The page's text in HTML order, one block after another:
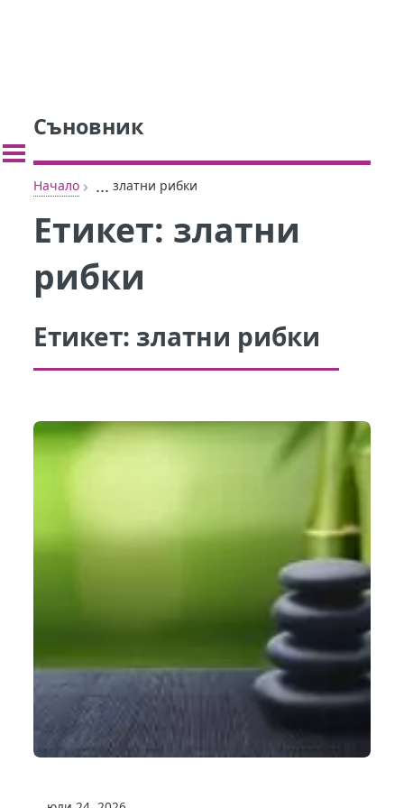
Съновник
Начало › ... златни рибки
Етикет: златни
рибки
Етикет: златни рибки